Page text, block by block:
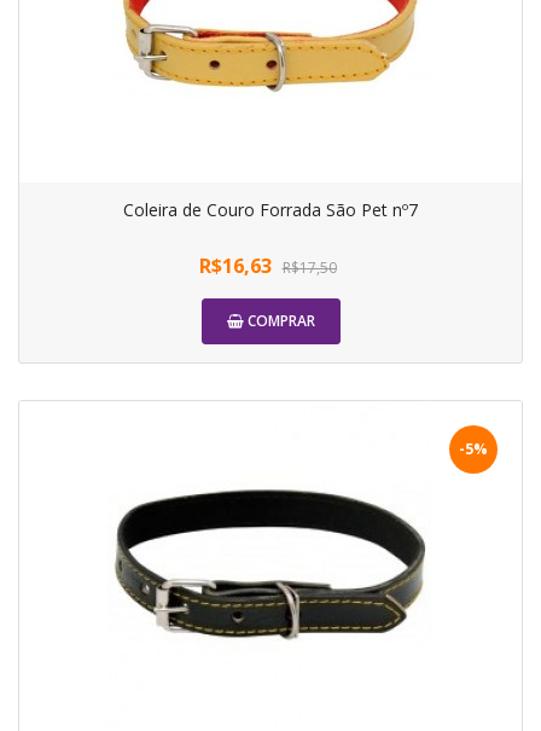
Coleira de Couro Forrada São Pet nº7
R$16,63 R$17,50
COMPRAR
-5%